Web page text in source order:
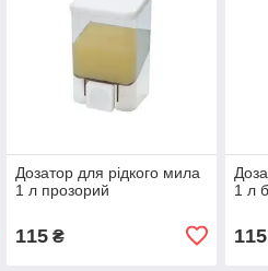
Дозатор для рідкого мила
1 л прозорий
115₴
1 л
115